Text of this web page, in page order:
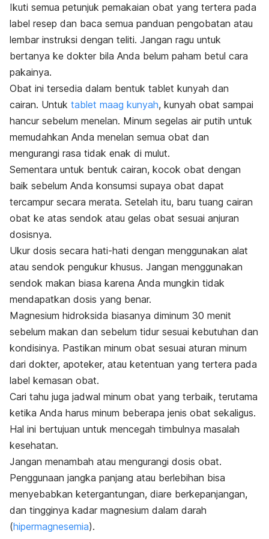
Ikuti semua petunjuk pemakaian obat yang tertera pada
label resep dan baca semua panduan pengobatan atau
lembar instruksi dengan teliti. Jangan ragu untuk
bertanya ke dokter bila Anda belum paham betul cara
pakainya.
Obat ini tersedia dalam bentuk tablet kunyah dan
cairan. Untuk tablet maag kunyah, kunyah obat sampai
hancur sebelum menelan. Minum segelas air putih untuk
memudahkan Anda menelan semua obat dan
mengurangi rasa tidak enak di mulut.
Sementara untuk bentuk cairan, kocok obat dengan
baik sebelum Anda konsumsi supaya obat dapat
tercampur secara merata. Setelah itu, baru tuang cairan
obat ke atas sendok atau gelas obat sesuai anjuran
dosisnya.
Ukur dosis secara hati-hati dengan menggunakan alat
atau sendok pengukur khusus. Jangan menggunakan
sendok makan biasa karena Anda mungkin tidak
mendapatkan dosis yang benar.
Magnesium hidroksida biasanya diminum 30 menit
sebelum makan dan sebelum tidur sesuai kebutuhan dan
kondisinya. Pastikan minum obat sesuai aturan minum
dari dokter, apoteker, atau ketentuan yang tertera pada
label kemasan obat.
Cari tahu juga jadwal minum obat yang terbaik, terutama
ketika Anda harus minum beberapa jenis obat sekaligus.
Hal ini bertujuan untuk mencegah timbulnya masalah
kesehatan.
Jangan menambah atau mengurangi dosis obat.
Penggunaan jangka panjang atau berlebihan bisa
menyebabkan ketergantungan, diare berkepanjangan,
dan tingginya kadar magnesium dalam darah
(hipermagnesemia).